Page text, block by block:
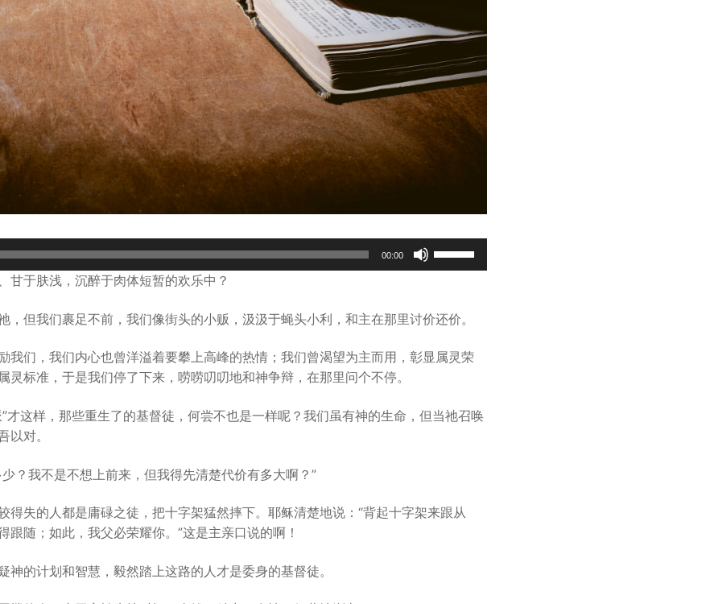
00:00
Up/Down
to
increase
volume.
甘于肤浅，沉醉于肉体短暂的欢乐中？
，但我们裹足不前，我们像街头的小贩，汲汲于蝇头小利，和主在那里讨价还价。
我们，我们内心也曾洋溢着要攀上高峰的热情；我们曾渴望为主而用，彰显属灵荣
灵标准，于是我们停了下来，唠唠叨叨地和神争辩，在那里问个不停。
才这样，那些重生了的基督徒，何尝不也是一样呢？我们虽有神的生命，但当祂召唤
以对。
？我不是不想上前来，但我得先清楚代价有多大啊？”
得失的人都是庸碌之徒，把十字架猛然摔下。耶稣清楚地说：“背起十字架来跟从
跟随；如此，我父必荣耀你。”这是主亲口说的啊！
神的计划和智慧，毅然踏上这路的人才是委身的基督徒。